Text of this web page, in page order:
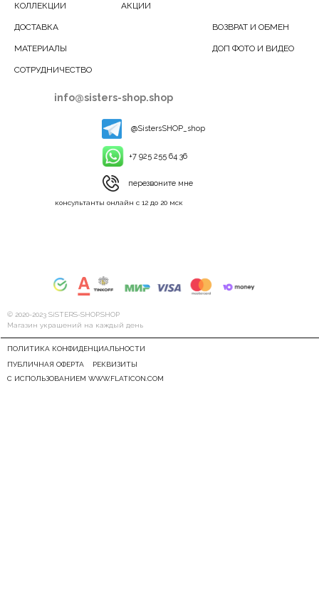
© 2020-2023 SiSTERS-SHOP.SHOP
Магазин украшений на каждый день
info@sisters-shop.shop
ДОСТАВКА
КОЛЛЕКЦИИ АКЦИИ
РЕКВИЗИТЫ
ПОЛИТИКА КОНФИДЕНЦИАЛЬНОСТИ
ПУБЛИЧНАЯ ОФЕРТА
ВОЗВРАТ И ОБМЕН
ДОП ФОТО И ВИДЕО
консультанты онлайн с 12 до 20 мск
@SistersSHOP_shop
+7 925 255 64 36
перезвоните мне
МАТЕРИАЛЫ
С ИСПОЛЬЗОВАНИЕМ WWW.FLATICON.COM
СОТРУДНИЧЕСТВО